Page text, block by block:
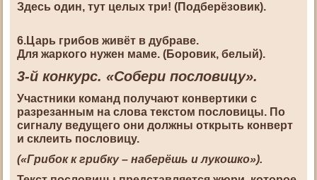
Здесь один, тут целых три! (Подберёзовик).
6.Царь грибов живёт в дубраве.
Для жаркого нужен маме. (Боровик, белый).
3-й конкурс. «Собери пословицу».
Участники команд получают конвертики с
разрезанным на слова текстом пословицы. По
сигналу ведущего они должны открыть конверт
и склеить пословицу.
(«Грибок к грибку – наберёшь и лукошко»).